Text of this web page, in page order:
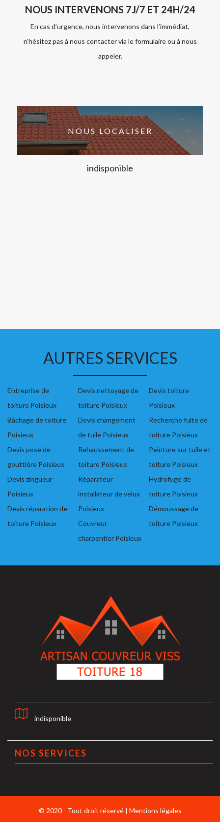
NOUS INTERVENONS 7J/7 ET 24H/24
En cas d’urgence, nous intervenons dans l’immédiat,
n’hésitez pas à nous contacter via le formulaire ou à nous
appeler.
NOUS LOCALISER
indisponible
AUTRES SERVICES
Entreprise de
toiture Poisieux
Bâchage de toiture
Poisieux
Devis pose de
gouttière Poisieux
Devis zingueur
Poisieux
Devis réparation de
toiture Poisieux
Devis nettoyage de
toiture Poisieux
Devis changement
de tuile Poisieux
Rehaussement de
toiture Poisieux
Réparateur
installateur de velux
Poisieux
Couvreur
charpentier Poisieux
Devis toiture
Poisieux
Recherche fuite de
toiture Poisieux
Peinture sur tuile et
toiture Poisieux
Hydrofuge de
toiture Poisieux
Démoussage de
toiture Poisieux
indisponible
NOS SERVICES
© 2020 - Tout droit réservé | Mentions légales